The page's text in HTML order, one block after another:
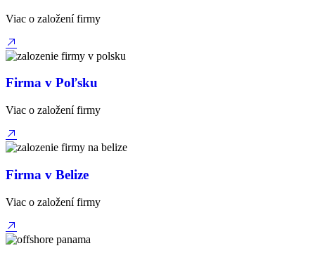
Viac o založení firmy
Firma v Poľsku
Viac o založení firmy
Firma v Belize
Viac o založení firmy